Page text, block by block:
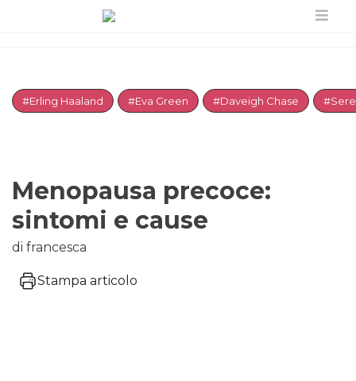
#Erling Haaland #Eva Green #Daveigh Chase
Menopausa precoce:
sintomi e cause
di francesca
Stampa articolo